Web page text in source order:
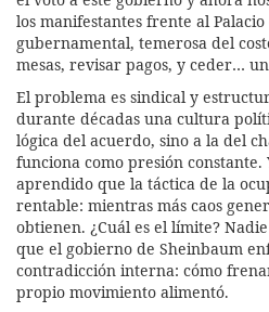
los manifestantes frente al
gubernamental, temerosa del
mesas, revisar pagos, y ceder…
El problema es sindical y
durante décadas una cultura
lógica del acuerdo, sino a la del
funciona como presión constante.
aprendido que la táctica de la
rentable: mientras más caos
obtienen. ¿Cuál es el límite?
que el gobierno de Sheinbaum
contradicción interna: cómo
propio movimiento alimentó.